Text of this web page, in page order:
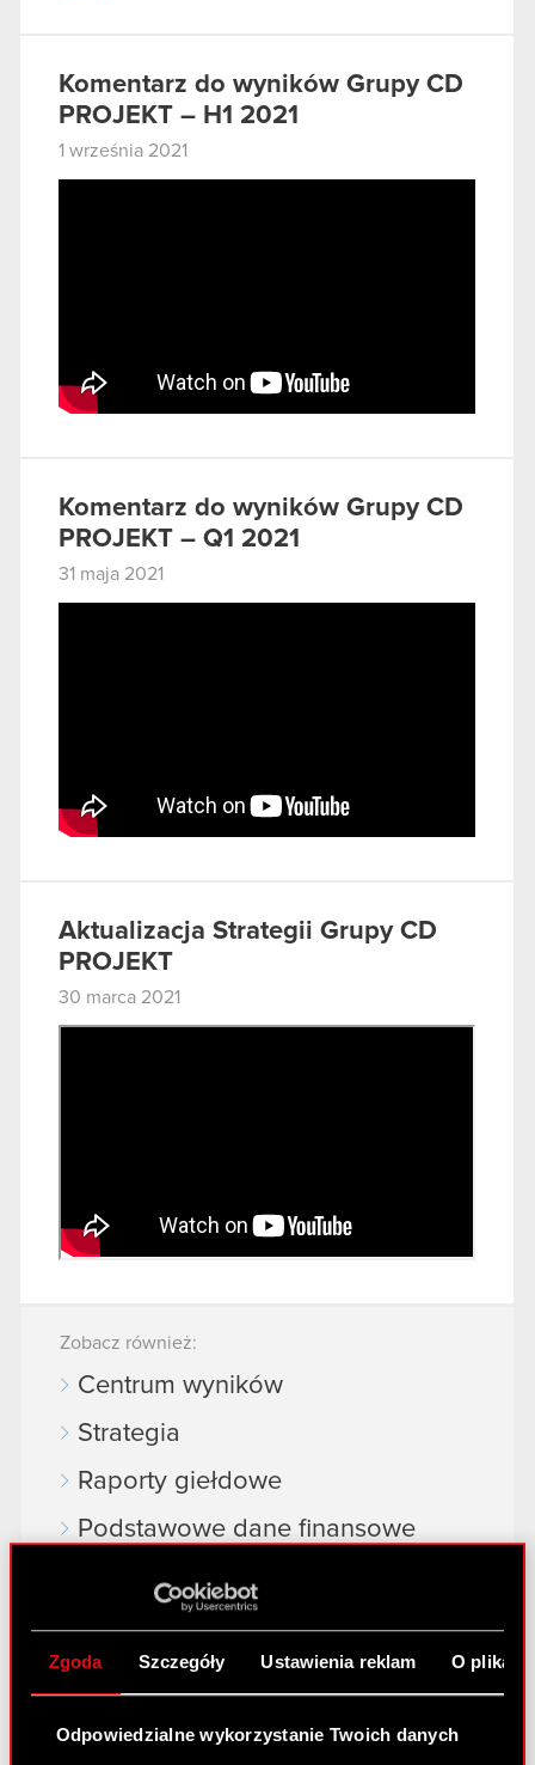
Zgoda Szczegóły Ustawienia reklam O
Odpowiedzialne wykorzystanie Twoich danych
Komentarz do wyników Grupy CD
PROJEKT – H1 2021
1 września 2021
Komentarz do wyników Grupy CD
PROJEKT – Q1 2021
31 maja 2021
Aktualizacja Strategii Grupy CD
PROJEKT
30 marca 2021
Zobacz również:
Centrum wyników
Strategia
Raporty giełdowe
Podstawowe dane finansowe
Akcje na giełdzie
Dywidenda
Akcjonariat